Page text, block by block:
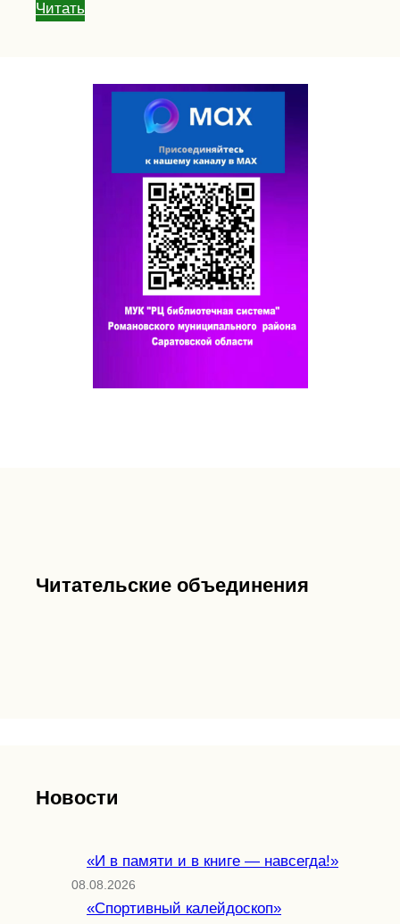
Читать
Читательские объединения
Новости
«И в памяти и в книге — навсегда!»
08.08.2026
«Спортивный калейдоскоп»